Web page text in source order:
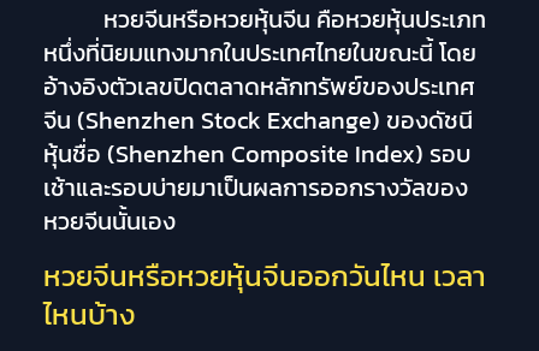
หวยจีนหรือหวยหุ้นจีน คือหวยหุ้นประเภท
หนึ่งที่นิยมแทงมากในประเทศไทยในขณะนี้ โดย
อ้างอิงตัวเลขปิดตลาดหลักทรัพย์ของประเทศ
จีน (Shenzhen Stock Exchange) ของดัชนี
หุ้นชื่อ (Shenzhen Composite Index) รอบ
เช้าและรอบบ่ายมาเป็นผลการออกรางวัลของ
หวยจีนนั้นเอง
หวยจีนหรือหวยหุ้นจีนออกวันไหน เวลา
ไหนบ้าง